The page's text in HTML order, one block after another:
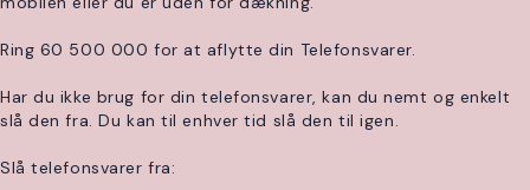
Ring 60 500 000 for at aflytte din Telefonsvarer.
Har du ikke brug for din telefonsvarer, kan du nemt og enkelt
slå den fra. Du kan til enhver tid slå den til igen.
Slå telefonsvarer fra: